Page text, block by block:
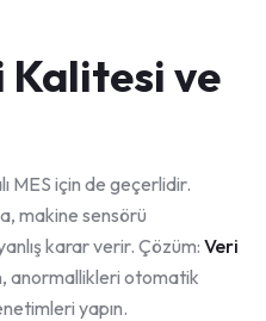
Kalitesi ve
MES için de geçerlidir.
makine sensörü
karar verir. Çözüm: Veri
anormallikleri otomatik
yapın.